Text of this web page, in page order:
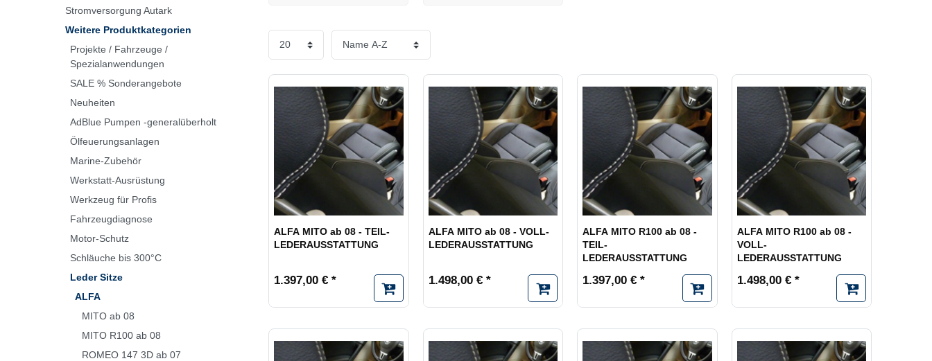
Stromversorgung Autark
Weitere Produktkategorien
Projekte / Fahrzeuge /
Spezialanwendungen
SALE % Sonderangebote
Neuheiten
AdBlue Pumpen -generalüberholt
Ölfeuerungsanlagen
Marine-Zubehör
Werkstatt-Ausrüstung
Werkzeug für Profis
Fahrzeugdiagnose
Motor-Schutz
Schläuche bis 300°C
Leder Sitze
ALFA
MITO ab 08
MITO R100 ab 08
ROMEO 147 3D ab 07
Lieferzeit 2 Monate oder
ALFA MITO ab 08 - TEIL-
LEDERAUSSTATTUNG
1.397,00 € *
ALFA MITO ab 08 - VOLL-
LEDERAUSSTATTUNG
1.498,00 € *
ALFA MITO R100 ab 08 -
TEIL-
LEDERAUSSTATTUNG
1.397,00 € *
ALFA MITO R100 ab 08 -
VOLL-
LEDERAUSSTATTUNG
1.498,00 € *